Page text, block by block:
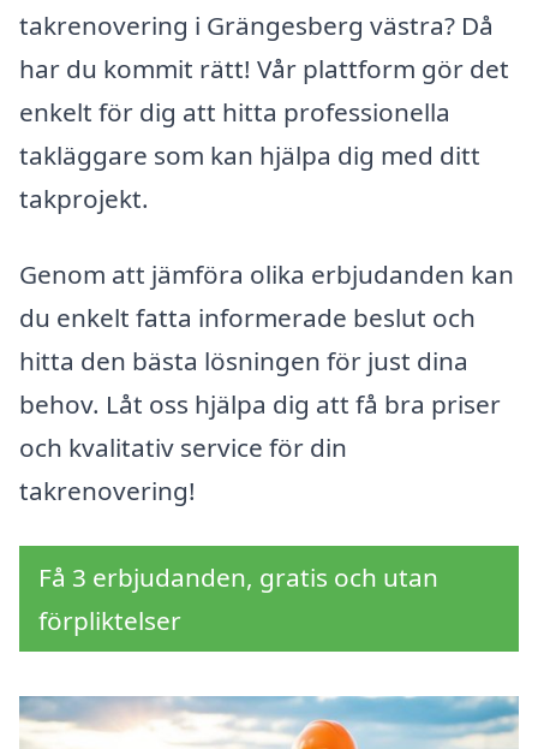
takrenovering i Grängesberg västra? Då
har du kommit rätt! Vår plattform gör det
enkelt för dig att hitta professionella
takläggare som kan hjälpa dig med ditt
takprojekt.
Genom att jämföra olika erbjudanden kan
du enkelt fatta informerade beslut och
hitta den bästa lösningen för just dina
behov. Låt oss hjälpa dig att få bra priser
och kvalitativ service för din
takrenovering!
Få 3 erbjudanden, gratis och utan
förpliktelser